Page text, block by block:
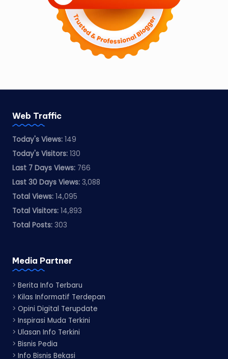
Web Traffic
Today's Views: 149
Today's Visitors: 130
Last 7 Days Views: 766
Last 30 Days Views: 3,088
Total Views: 14,095
Total Visitors: 14,893
Total Posts: 303
Media Partner
> Berita Info Terbaru
> Kilas Informatif Terdepan
> Opini Digital Terupdate
> Inspirasi Muda Terkini
> Ulasan Info Terkini
> Bisnis Pedia
> Info Bisnis Bekasi